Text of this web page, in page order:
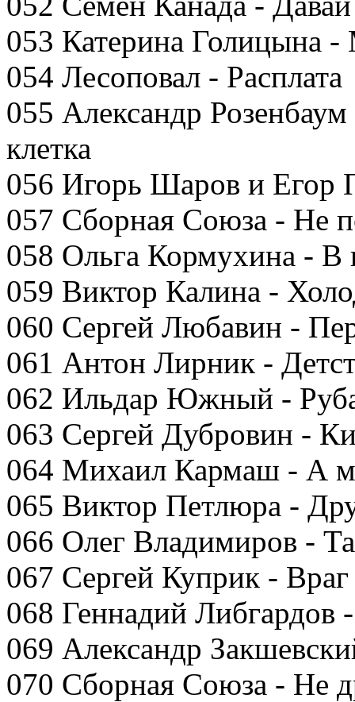
053 Катерина Голицына
054 Лесоповал - Расплата
055 Александр
клетка
056 Игорь Шаров и Егор
057 Сборная Союза - Не
058 Ольга Кормухина - В
059 Виктор Калина -
060 Сергей Любавин -
061 Антон Лирник -
062 Ильдар Южный -
063 Сергей Дубровин -
064 Михаил Кармаш - А
065 Виктор Петлюра -
066 Олег Владимиров -
067 Сергей Куприк -
068 Геннадий Либгардов
069 Александр
070 Сборная Союза - Не